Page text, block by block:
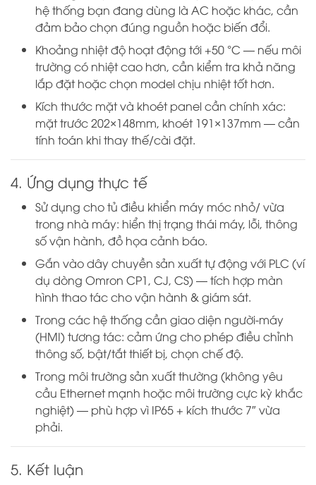
hệ thống bạn đang dùng là AC hoặc khác, cần
đảm bảo chọn đúng nguồn hoặc biến đổi.
Khoảng nhiệt độ hoạt động tới +50 °C — nếu môi
trường có nhiệt cao hơn, cần kiểm tra khả năng
lắp đặt hoặc chọn model chịu nhiệt tốt hơn.
Kích thước mặt và khoét panel cần chính xác:
mặt trước 202×148mm, khoét 191×137mm — cần
tính toán khi thay thế/cài đặt.
4. Ứng dụng thực tế
Sử dụng cho tủ điều khiển máy móc nhỏ/ vừa
trong nhà máy: hiển thị trạng thái máy, lỗi, thông
số vận hành, đồ họa cảnh báo.
Gắn vào dây chuyền sản xuất tự động với PLC (ví
dụ dòng Omron CP1, CJ, CS) — tích hợp màn
hình thao tác cho vận hành & giám sát.
Trong các hệ thống cần giao diện người-máy
(HMI) tương tác: cảm ứng cho phép điều chỉnh
thông số, bật/tắt thiết bị, chọn chế độ.
Trong môi trường sản xuất thường (không yêu
cầu Ethernet mạnh hoặc môi trường cực kỳ khắc
nghiệt) — phù hợp vì IP65 + kích thước 7″ vừa
phải.
5. Kết luận